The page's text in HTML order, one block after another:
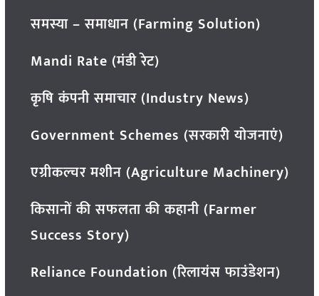
समस्या – समाधान (Farming Solution)
Mandi Rate (मंडी रेट)
कृषि कंपनी समाचार (Industry News)
Government Schemes (सरकारी योजनाएं)
एग्रीकल्चर मशीन (Agriculture Machinery)
किसानों की सफलता की कहानी (Farmer
Success Story)
Reliance Foundation (रिलायंस फाउंडेशन)